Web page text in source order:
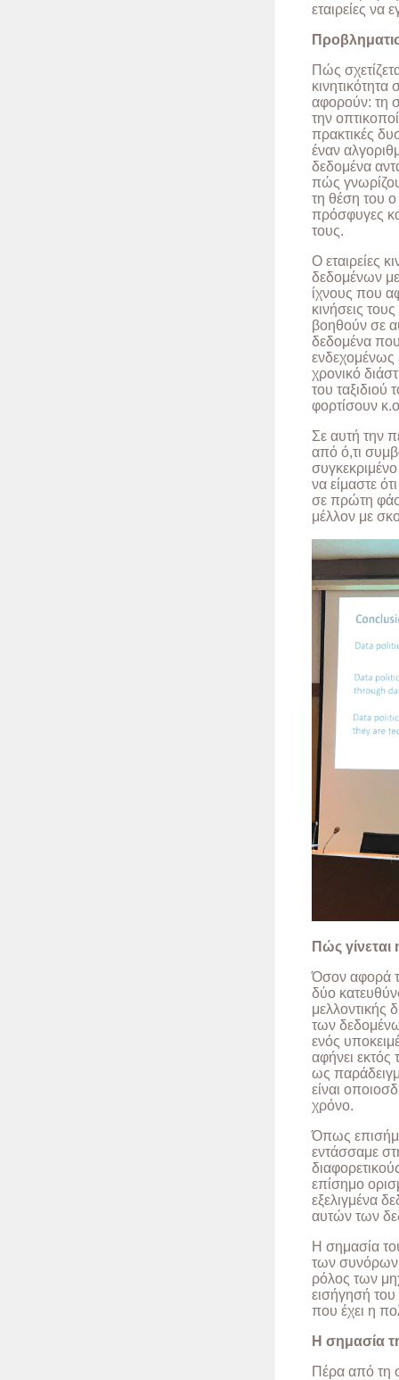
εταιρείες να
Πώς
αφορούν: τη
την
πρακτικές
έναν
δεδομένα
πώς
τη θέση του
πρόσφυγες
τους.
Ο εταιρείες
δεδομένων
ίχνους που
κινήσεις
βοηθούν σε
δεδομένα
ενδεχομένως
χρονικό
του ταξιδιού
φορτίσουν
Σε αυτή την
από ό,τι
να είμαστε
σε πρώτη
μέλλον με
Πώς
Όσον αφορά
δύο
μελλοντικής
των
ενός
αφήνει
ως
είναι
χρόνο.
Όπως
εντάσσαμε
επίσημο
εξελιγμένα
αυτών των
Η σημασία
των συνόρων
ρόλος των
εισήγησή του
που έχει η
Η σημασία
Πέρα από τη